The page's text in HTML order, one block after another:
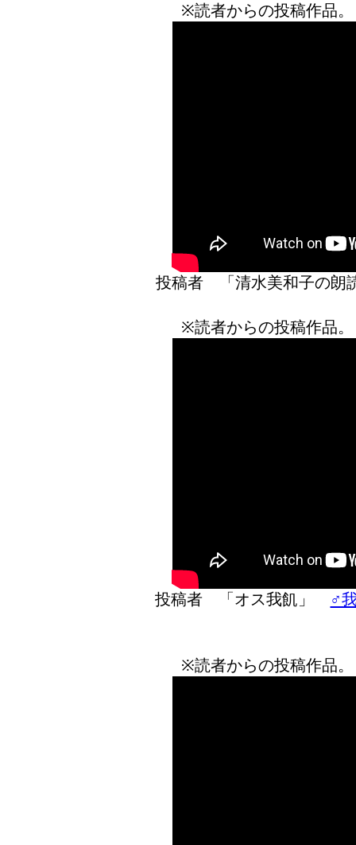
※読者からの投稿作品
投稿者 「清水美和子の
※読者からの投稿作品
投稿者 「オス我飢」 ♂
※読者からの投稿作品